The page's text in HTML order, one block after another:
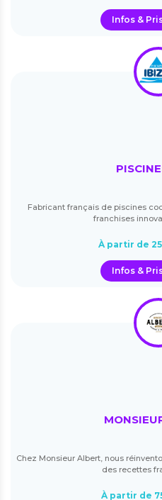
Infos &
Fabricant français de piscines
franchises
À partir de
Infos &
Chez Monsieur Albert, nous
des recettes
À partir de